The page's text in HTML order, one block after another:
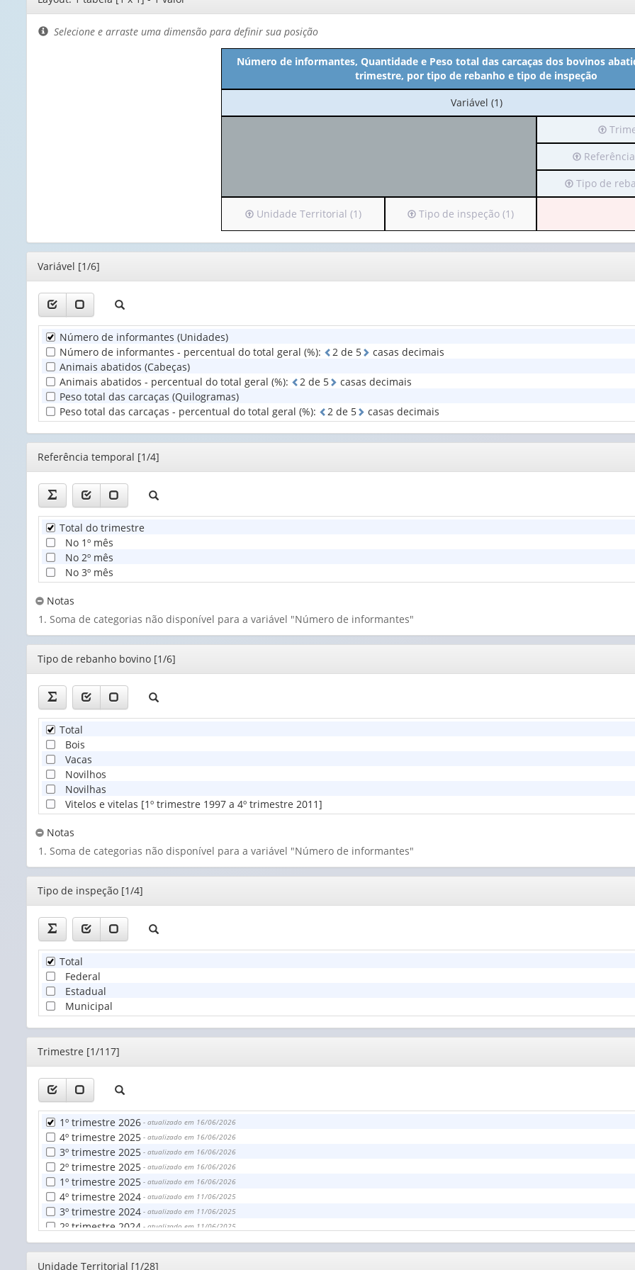
de
layoutSelecione e arraste uma dimensão para definir sua posição
Número de informantes, Quantidade e Peso total das carcaças dos bovinos
trimestre, por tipo de rebanho e tipo de inspeção
No
cabeçalho:
Variável (1)
Irá
para
o
(possui
apenas
valor):
Irá
para
o
cabeçalho
1
valor):
Referência
Irá
para
(possui
apenas
valor):
de
Tipo de
Irá
para
o
cabeçalho
apenas
Territorial
Unidade Territorial (1)
Irá
para
o
cabeçalho
apenas
de
(1)
Tipo de inspeção (1)
Editor
Variável [1/6]
Número de informantes (Unidades)
Número de informantes - percentual do total geral (%): 2 de 5
casas decimais
Animais abatidos (Cabeças)
Animais abatidos - percentual do total geral (%): 2 de 5
casas decimais
Peso total das carcaças (Quilogramas)
Peso total das carcaças - percentual do total geral (%): 2 de 5 casas decimais
Editor
Referência temporal [1/4]
Total do trimestre
No 1º mês
No 2º mês
No 3º mês
Notas
Soma de categorias não disponível para a variável "Número de informantes"
Editor
Tipo de rebanho bovino [1/6]
Total
Bois
Vacas
Novilhos
Novilhas
Vitelos e vitelas [1º trimestre 1997 a 4º trimestre 2011]
Notas
Soma de categorias não disponível para a variável "Número de informantes"
Editor
Tipo de inspeção [1/4]
Total
Federal
Estadual
Municipal
Editor
Trimestre [1/117]
1º trimestre 2026 - atualizado em 16/06/2026
4º trimestre 2025 - atualizado em 16/06/2026
3º trimestre 2025 - atualizado em 16/06/2026
2º trimestre 2025 - atualizado em 16/06/2026
1º trimestre 2025 - atualizado em 16/06/2026
4º trimestre 2024 - atualizado em 11/06/2025
3º trimestre 2024 - atualizado em 11/06/2025
2º trimestre 2024 - atualizado em 11/06/2025
1º trimestre 2024- atualizado em 11/06/2025
4º trimestre 2023
Editor
Unidade Territorial [1/28]